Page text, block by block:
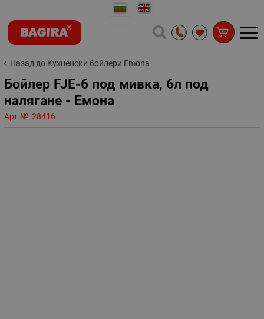
Назад до Кухненски бойлери Emona
Бойлер FJE-6 под мивка, 6л под
налягане - Емона
Арт.№:28416